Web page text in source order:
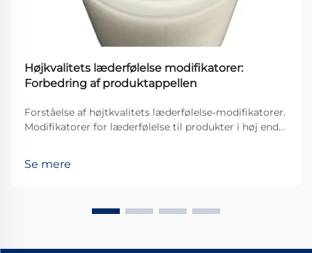
Højkvalitets læderfølelse modifikatorer:
Forbedring af produktappellen
Forståelse af højtkvalitets læderfølelse-modifikatorer.
Modifikatorer for læderfølelse til produkter i høj ende
at røre ved og se pænere ud i det hele taget. Disse
Se mere